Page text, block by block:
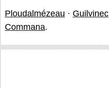
Ploudalmézeau · Guilvinec
Commana.